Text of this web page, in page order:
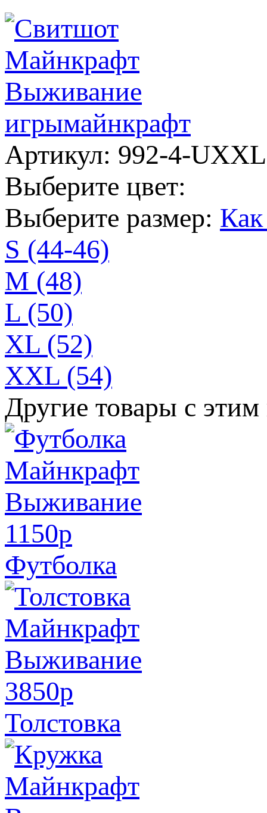
игрымайнкрафт
Артикул: 992-4-
Выберите цвет:
Выберите размер:
S (44-46)
M (48)
L (50)
XL (52)
XXL (54)
Другие товары с
1150p
Футболка
3850p
Толстовка